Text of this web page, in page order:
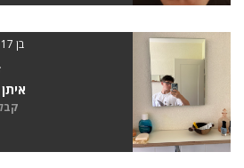
בן 17 | 1.65